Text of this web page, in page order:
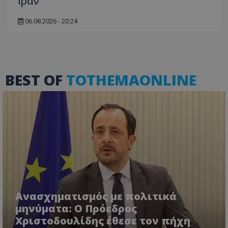
06.08.2026 - 20:24
BEST OF TOTHEMAONLINE
Ανασχηματισμός με πολιτικά
μηνύματα: Ο Πρόεδρος
Χριστοδουλίδης έθεσε τον πήχη
VISITOR_PRIVACY_METADATA
YouTube
.youtube.com